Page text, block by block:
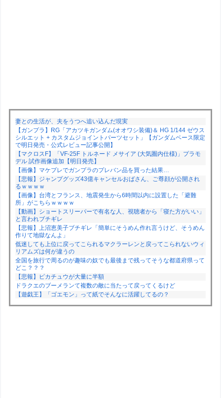
妻との生活が、夫をうつへ追い込んだ現実
【ガンプラ】RG「アカツキガンダム(オオワシ装備)＆ HG 1/144 ゼウス
シルエット + カスタムジョイントパーツセット」【ガンダムベース限定
で明日発売・公式レビュー記事公開】
【マクロスF】「VF-25F トルネード メサイア (大気圏内仕様)」プラモ
デル 試作画像追加【明日発売】
【画像】マケプレでガンプラのプレバン品を買った結果…
【悲報】ジャンプグッズ43億キャンセルおばさん、ご尊顔が公開され
るｗｗｗｗ
【画像】台湾とフランス、地震発生から6時間以内に設置した「避難
所」がこちらｗｗｗｗ
【動画】ショートスリーパーで有名な人、視聴者から「寝た方がいい」
と言われブチギレ
【悲報】上沼恵美子ブチギレ「簡単にそうめん作れ言うけど、そうめん
作りて地獄なんよ」
低迷しても上位に戻ってこられるマクラーレンと戻ってこられないウィ
リアムズは何が違うの
全国を旅行で周るのが趣味の奴でも最後まで残ってそうな都道府県って
どこ？？？
【悲報】ピカチュウが大量に半額
ドラクエのブーメランて複数の敵に当たって戻ってくるけど
【遊戯王】「ゴエモン」って紙でそんなに活躍してるの？